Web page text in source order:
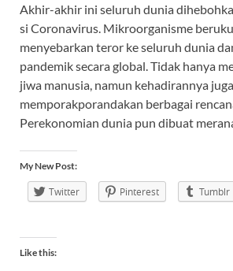
Akhir-akhir ini seluruh dunia
si Coronavirus. Mikroorganisme
menyebarkan teror ke seluruh dunia
pandemik secara global. Tidak hanya
jiwa manusia, namun kehadirannya
memporakporandakan berbagai
Perekonomian dunia pun dibuat
My New Post:
Twitter Pinterest Tumblr
Like this: